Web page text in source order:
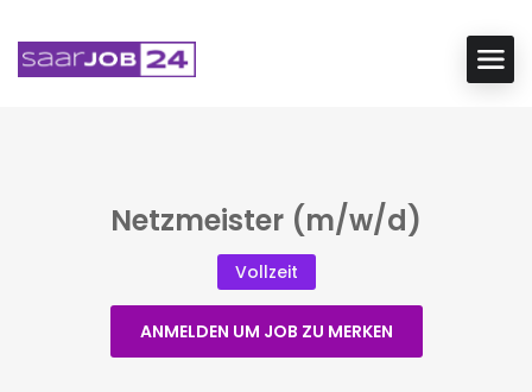
Netzmeister (m/w/d)
Vollzeit
ANMELDEN UM JOB ZU MERKEN